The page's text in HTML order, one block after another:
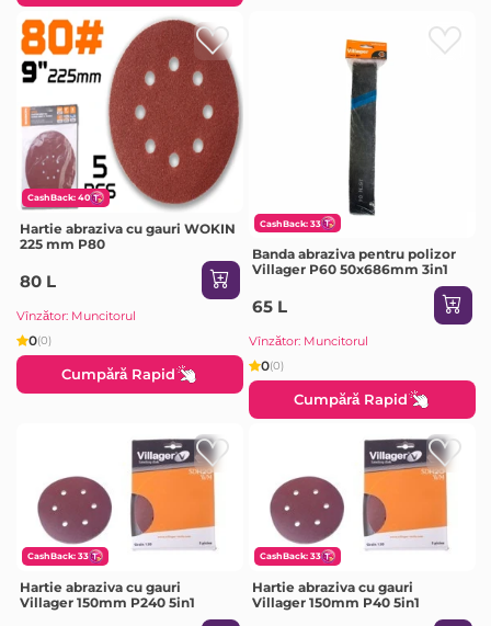
CashBack: 40
Hartie abraziva cu gauri WOKIN
225 mm P80
80 L
Vînzător: Muncitorul
0(0)
Cumpără Rapid
CashBack: 33
Banda abraziva pentru polizor
Villager P60 50x686mm 3in1
65 L
Vînzător: Muncitorul
0(0)
Cumpără Rapid
CashBack: 33
Hartie abraziva cu gauri
Villager 150mm P240 5in1
CashBack: 33
Hartie abraziva cu gauri
Villager 150mm P40 5in1